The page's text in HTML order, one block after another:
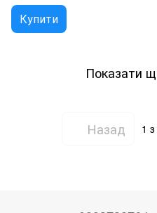
Купити
Показати
Назад 1